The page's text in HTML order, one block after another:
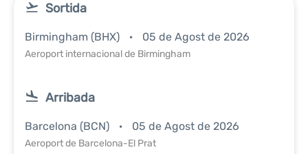
Sortida
Birmingham (BHX) 05 de Agost de 2026
Aeroport internacional de Birmingham
Arribada
Barcelona (BCN) 05 de Agost de 2026
Aeroport de Barcelona-El Prat